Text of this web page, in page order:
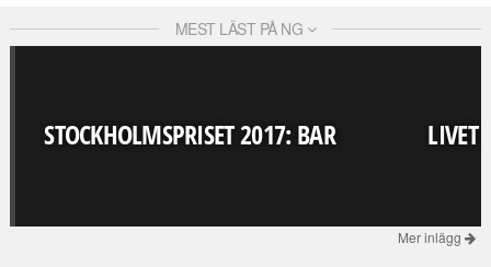
MEST LÄST PÅ NG
STOCKHOLMSPRISET 2017: BAR LIVET
Mer inlägg